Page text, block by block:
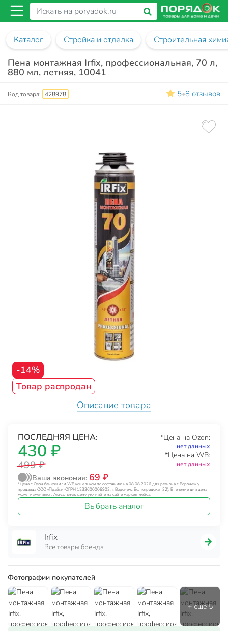
Каталог Стройка и отделка Строительная
Пена монтажная Irfix, профессиональная, 70 л,
880 мл, летняя, 10041
Код товара: 428978 5•8 отзывов
-14%
Товар распродан
Описание товара
ПОСЛЕДНЯЯ ЦЕНА:
430 ₽
499 ₽
*Цена на Ozon:
нет данных
*Цена на WB:
нет данных
Ваша экономия: 69 ₽
*Цена с Озон банком или WB кошельком по состоянию на 08.08.2026 для региона г. Воронеж у
продавца ООО «Прайм» (ОГРН 1233600006903, г. Воронеж, Волгоградская 32). В течение дня цена
может изменяться. Актуальную цену уточняйте на сайте маркетплейса.
Выбрать аналог
Irfix
Все товары бренда
Фотографии покупателей